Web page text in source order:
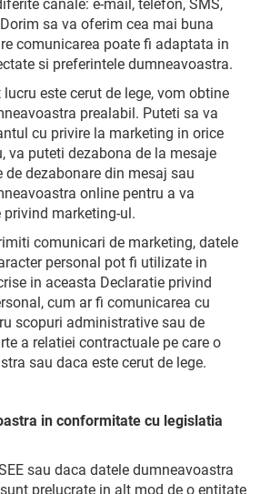
canale: e-mail, telefon, SMS,
sa va oferim cea mai buna
comunicarea poate fi adaptata in
si preferintele dumneavoastra.
este cerut de lege, vom obtine
prealabil. Puteti sa va
cu privire la marketing in orice
va puteti dezabona de la mesaje
dezabonare din mesaj sau
online pentru a va
marketing-ul.
comunicari de marketing, datele
personal pot fi utilizate in
in aceasta Declaratie privind
cum ar fi comunicarea cu
scopuri administrative sau de
a relatiei contractuale pe care o
sau daca este cerut de lege.
in conformitate cu legislatia
sau daca datele dumneavoastra
prelucrate in alt mod de o entitate